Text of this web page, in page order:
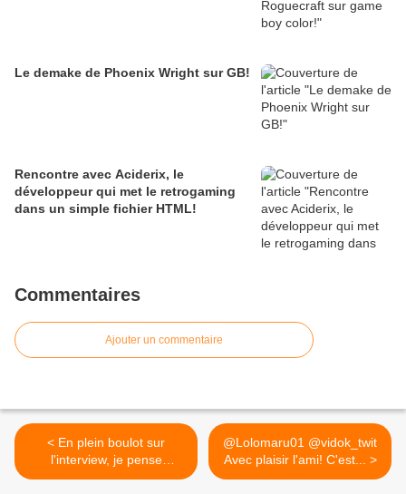
Le demake de Phoenix Wright sur GB!
Rencontre avec Aciderix, le
développeur qui met le retrogaming
dans un simple fichier HTML!
Commentaires
Ajouter un commentaire
< En plein boulot sur
l'interview, je pense
qu'elle...
@Lolomaru01 @vidok_twit
Avec plaisir l'ami! C'est... >